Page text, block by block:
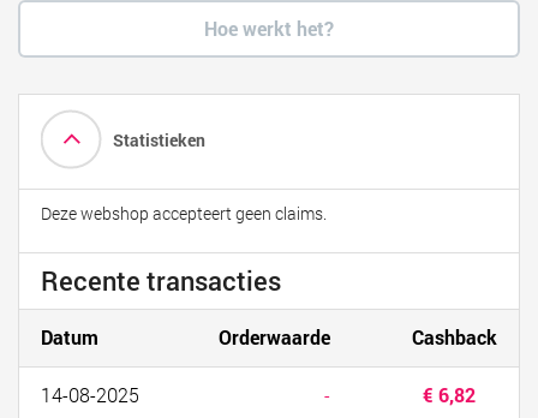
Hoe werkt het?
Statistieken
Deze webshop accepteert geen claims.
Recente transacties
Datum Orderwaarde Cashback
14-08-2025 - € 6,82